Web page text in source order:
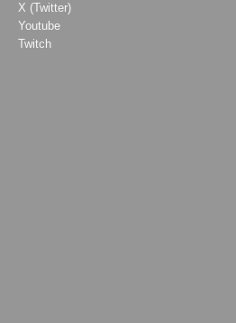
X (Twitter)
Youtube
Twitch